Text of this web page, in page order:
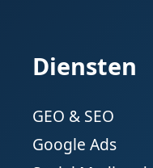
Diensten
GEO & SEO
Google Ads